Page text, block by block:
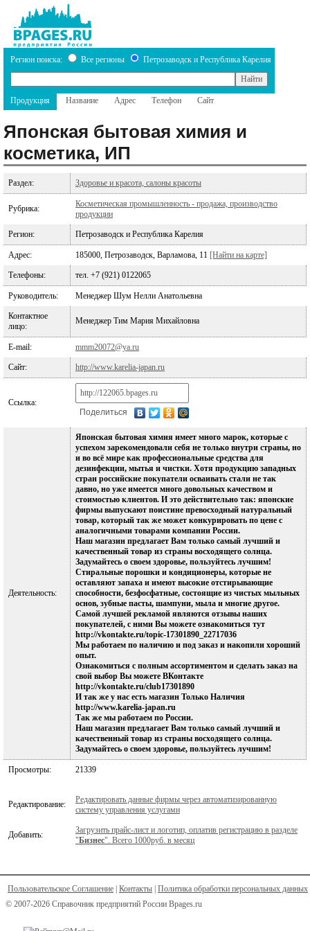
Регион поиска: Все регионы Петрозаводск и Республика Карелия
Продукция Название Адрес Телефон Сайт
Японская бытовая химия и
косметика, ИП
Раздел: Здоровье и красота, салоны красоты
Рубрика:
Косметическая промышленность - продажа, производство
продукции
Регион: Петрозаводск и Республика Карелия
Адрес: 185000, Петрозаводск, Варламова, 11 [Найти на карте]
Телефоны: тел. +7 (921) 0122065
Руководитель: Менеджер Шум Нелли Анатольевна
Контактное
лицо:
Менеджер Тим Мария Михайловна
E-mail: mmm20072@ya.ru
Сайт: http://www.karelia-japan.ru
Ссылка:
Поделиться
Деятельность:
Японская бытовая химия имеет много марок, которые с
успехом зарекомендовали себя не только внутри страны, но
и во всё мире как профессиональные средства для
дезинфекции, мытья и чистки. Хотя продукцию западных
стран российские покупатели осваивать стали не так
давно, но уже имеется много довольных качеством и
стоимостью клиентов. И это действительно так: японские
фирмы выпускают поистине превосходный натуральный
товар, который так же может конкурировать по цене с
аналогичными товарами компании России.
Наш магазин предлагает Вам только самый лучший и
качественный товар из страны восходящего солнца.
Задумайтесь о своем здоровье, пользуйтесь лучшим!
Стиральные порошки и кондиционеры, которые не
оставляют запаха и имеют высокие отстирывающие
способности, безфосфатные, состоящие из чистых мыльных
основ, зубные пасты, шампуни, мыла и многие другое.
Самой лучшей рекламой являются отзывы наших
покупателей, с ними Вы можете ознакомиться тут
http://vkontakte.ru/topic-17301890_22717036
Мы работаем по наличию и под заказ и накопили хороший
опыт.
Ознакомиться с полным ассортиментом и сделать заказ на
свой выбор Вы можете ВКонтакте
http://vkontakte.ru/club17301890
И так же у нас есть магазин Только Наличия
http://www.karelia-japan.ru
Так же мы работаем по России.
Наш магазин предлагает Вам только самый лучший и
качественный товар из страны восходящего солнца.
Задумайтесь о своем здоровье, пользуйтесь лучшим!
Просмотры: 21339
Редактирование:
Редактировать данные фирмы через автоматизированную
систему управления услугами
Добавить:
Загрузить прайс-лист и логотип, оплатив регистрацию в разделе
"Бизнес". Всего 1000руб. в месяц
Пользовательское Соглашение Контакты Политика обработки персональных данных
© 2007-2026 Справочник предприятий России Bpages.ru